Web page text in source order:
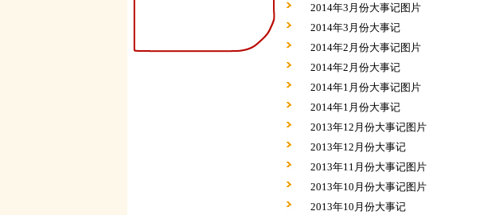
2014年3月份大事记图片
2014年3月份大事记
2014年2月份大事记图片
2014年2月份大事记
2014年1月份大事记图片
2014年1月份大事记
2013年12月份大事记图片
2013年12月份大事记
2013年11月份大事记图片
2013年10月份大事记图片
2013年10月份大事记